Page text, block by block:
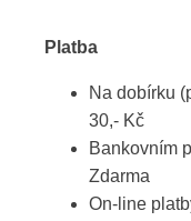
Platba
Na dobírku
30,- Kč
Bankovním
Zdarma
On-line